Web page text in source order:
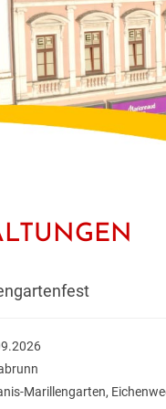
Marillengarten,